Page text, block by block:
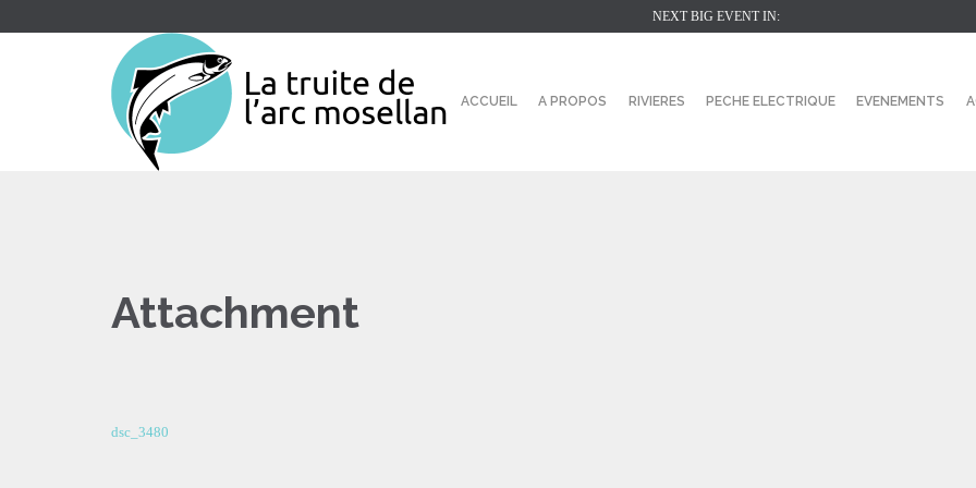
NEXT BIG EVENT IN:
ACCUEIL A PROPOS RIVIERES PECHE ELECTRIQUE EVENEMENTS
Attachment
dsc_3480